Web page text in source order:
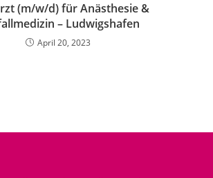
(m/w/d) für Anästhesie &
– Ludwigshafen
April 20, 2023